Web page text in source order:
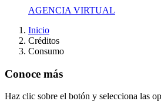
AGENCIA VIRTUAL
Inicio
Créditos
Consumo
Conoce más
Haz clic sobre el botón y selecciona las